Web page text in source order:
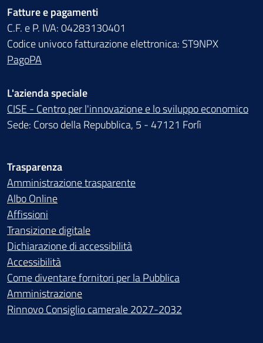
Fatture e pagamenti
C.F. e P. IVA: 04283130401
Codice univoco fatturazione elettronica: ST9NPX
PagoPA
L'azienda speciale
CISE - Centro per l'innovazione e lo sviluppo economico
Sede: Corso della Repubblica, 5 - 47121 Forlì
Trasparenza
Amministrazione trasparente
Albo Online
Affissioni
Transizione digitale
Dichiarazione di accessibilità
Accessibilità
Come diventare fornitori per la Pubblica
Amministrazione
Rinnovo Consiglio camerale 2027-2032